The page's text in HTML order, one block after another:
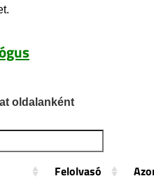
oldalanként
Felolvasó